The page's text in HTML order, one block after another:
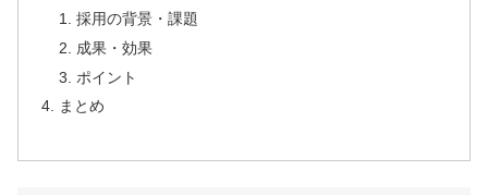
採用の背景・課題
成果・効果
ポイント
まとめ